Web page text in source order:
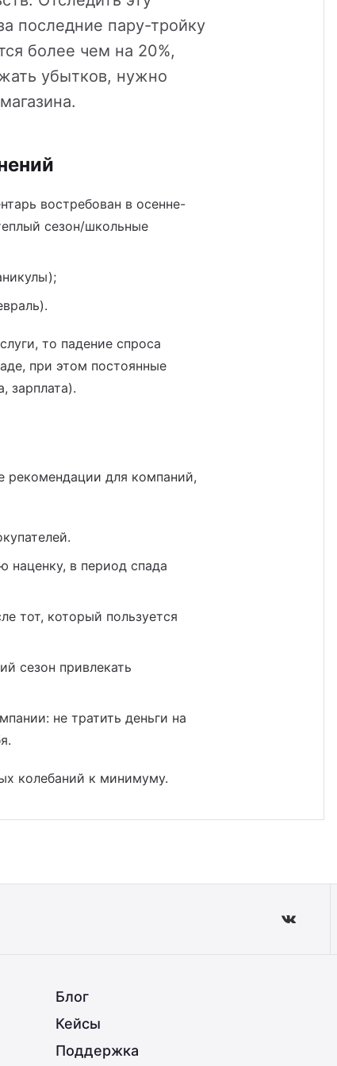
последние пару-тройку
более чем на 20%,
убытков, нужно
востребован в осенне-
сезон/школьные
то падение спроса
при этом постоянные
зарплата).
рекомендации для компаний,
наценку, в период спада
тот, который пользуется
сезон привлекать
не тратить деньги на
колебаний к минимуму.
Блог
Кейсы
Поддержка